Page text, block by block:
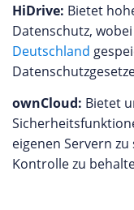
HiDrive: Bietet
Datenschutz,
Deutschland
ownCloud: Bietet
eigenen Servern
Kontrolle zu